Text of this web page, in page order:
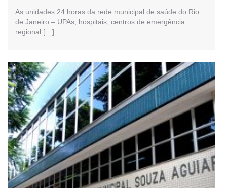
As unidades 24 horas da rede municipal de saúde do Rio
de Janeiro – UPAs, hospitais, centros de emergência
regional […]